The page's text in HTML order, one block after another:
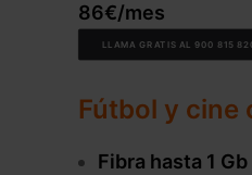
86€/mes
LLAMA GRATIS AL 900 815
Fútbol y cine
Fibra hasta 1 Gb